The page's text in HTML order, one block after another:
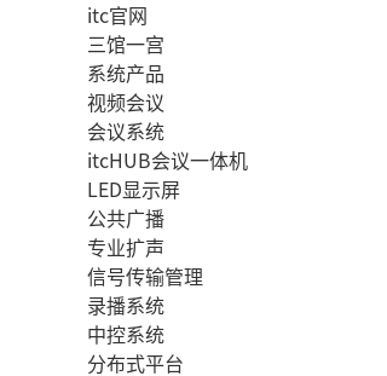
itc官网
三馆一宫
系统产品
视频会议
会议系统
itcHUB会议一体机
LED显示屏
公共广播
专业扩声
信号传输管理
录播系统
中控系统
分布式平台